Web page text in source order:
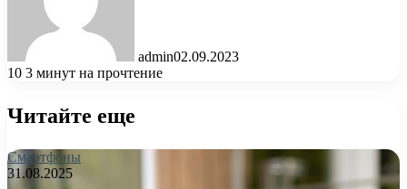
admin02.09.2023
10 3 минут на прочтение
Читайте еще
Смартфоны
31.08.2025